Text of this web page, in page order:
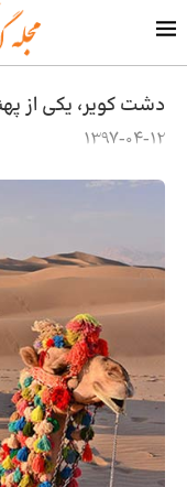
دشت کویر، یکی از
1397-04-12